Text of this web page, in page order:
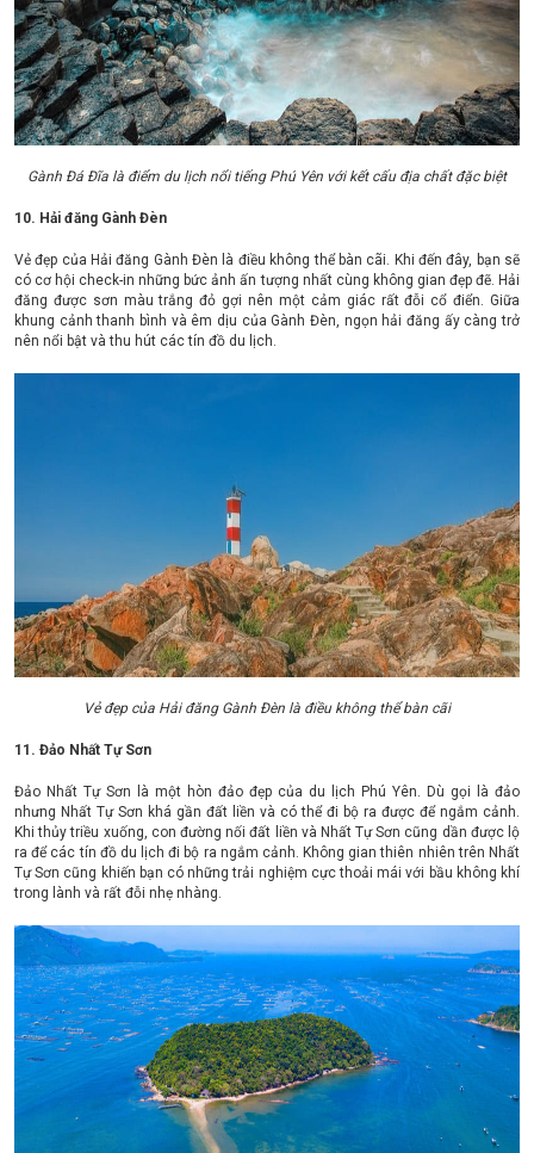
Gành Đá Đĩa là điểm du lịch nổi tiếng Phú Yên với kết cấu địa chất đặc biệt
10. Hải đăng Gành Đèn
Vẻ đẹp của Hải đăng Gành Đèn là điều không thể bàn cãi. Khi đến đây, bạn sẽ
có cơ hội check-in những bức ảnh ấn tượng nhất cùng không gian đẹp đẽ. Hải
đăng được sơn màu trắng đỏ gợi nên một cảm giác rất đỗi cổ điển. Giữa
khung cảnh thanh bình và êm dịu của Gành Đèn, ngọn hải đăng ấy càng trở
nên nổi bật và thu hút các tín đồ du lịch.
Vẻ đẹp của Hải đăng Gành Đèn là điều không thể bàn cãi
11. Đảo Nhất Tự Sơn
Đảo Nhất Tự Sơn là một hòn đảo đẹp của du lịch Phú Yên. Dù gọi là đảo
nhưng Nhất Tự Sơn khá gần đất liền và có thể đi bộ ra được để ngắm cảnh.
Khi thủy triều xuống, con đường nối đất liền và Nhất Tự Sơn cũng dần được lộ
ra để các tín đồ du lịch đi bộ ra ngắm cảnh. Không gian thiên nhiên trên Nhất
Tự Sơn cũng khiến bạn có những trải nghiệm cực thoải mái với bầu không khí
trong lành và rất đỗi nhẹ nhàng.